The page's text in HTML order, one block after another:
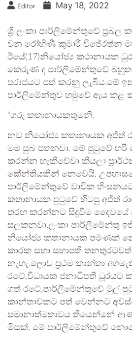
Editor May 18, 2022
ශ්‍රී ලංකා පාර්ලිමේන්තුවේ
වන රෝහිණී කුමාරි විජේරත්න
ඊයේ(17)නියෝජ්‍ය කථානායක
කෙරුණ ද පාර්ලිමේන්තුවේ
පරාජයට පත් කරනු ලැබීය.මේ
පාර්ලිමේන්තුව හමුවේ ඇය කළ
“ගරු කතානායකතුමනි,
නව නියෝජ්‍ය කතානායක අජිත්
මම සුබ පතනවා. මේ පුටුවේ හරි
කරන්න හැකිවේවා කියලා
කේන්තියකින් නෙවෙයි,
පාර්ලිමේන්තුවේ වාචික
කතානායක පුටුවේ හිටපු අජිත්
තරඟ කරන්නට සිදුවීම දෛවයේ
සලකනවා.ලංකා පාර්ලිමේන්තු
නියෝජ්‍ය කතානායක පමණක්
කාරක සභා සභාපති
නැහැ.ලොව ප්‍රථම කාන්තා
රටේ,විධායක ජනාධිපති ධූරයට
ගත් රටේ,පාර්ලිමේන්තුවේ මුල්
කාන්තාවකට පත් වෙන්නට
සමානාත්මතාවය තියෙන්නේ
මිසක්, මේ පාර්ලිමේන්තුවේ